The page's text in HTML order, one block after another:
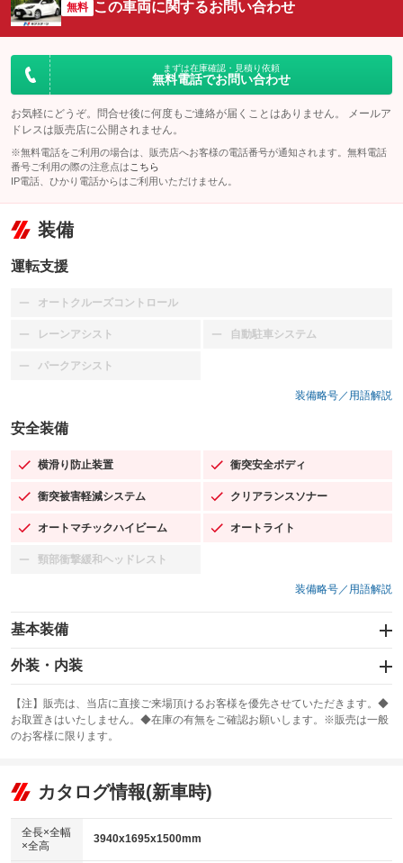
無料 この車両に関するお問い合わせ
まずは在庫確認・見積り依頼
無料電話でお問い合わせ
お気軽にどうぞ。問合せ後に何度もご連絡が届くことはありません。 メールア
ドレスは販売店に公開されません。
※無料電話をご利用の場合は、販売店へお客様の電話番号が通知されます。無料電話
番号ご利用の際の注意点は こちら
IP電話、ひかり電話からはご利用いただけません。
装備
運転支援
オートクルーズコントロール
：装備なし
レーンアシスト
：装備なし 自動駐車システム
：装備なし
パークアシスト
：装備なし
装備略号／用語解説
安全装備
横滑り防止装置
：装備あり 衝突安全ボディ
：装備あり
衝突被害軽減システム
：装備あり クリアランスソナー
：装備あり
オートマチックハイビーム
：装備あり オートライト
：装備あり
頸部衝撃緩和ヘッドレスト
：装備なし
装備略号／用語解説
基本装備
エアバッグ：運転席/助手席/サイド
：装備あり
：装備なし
サンルーフ
：装備なし ABS
リフトアップ
：装備なし
：装備なし
パワーウィンドウ
外装・内装
カーナビ：メモリーナビ他
：装備あり
TV
：装備なし
ビジュアル
：装備なし
：装備なし
革シート
【注】販売は、当店に直接ご来場頂けるお客様を優先させていただきます。◆
お取置きはいたしません。◆在庫の有無をご確認お願いします。※販売は一般
のお客様に限ります。
カタログ情報(新車時)
全長×全幅
×全高
3940x1695x1500mm